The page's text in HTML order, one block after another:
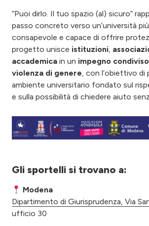
“Puoi dirlo. Il tuo spazio (al) sicuro”
passo concreto verso un’università
consapevole e capace di offrire
progetto unisce istituzioni,
accademica in un impegno
violenza di genere, con l’obiettivo di
ambiente universitario fondato sul
e sulla possibilità di chiedere aiuto
Gli sportelli si trovano a:
Modena
Dipartimento di Giurisprudenza, Via
ufficio 30